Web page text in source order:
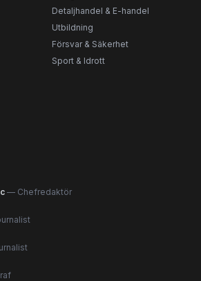
Detaljhandel & E-handel
Utbildning
Försvar & Säkerhet
Sport & Idrott
— Chefredaktör